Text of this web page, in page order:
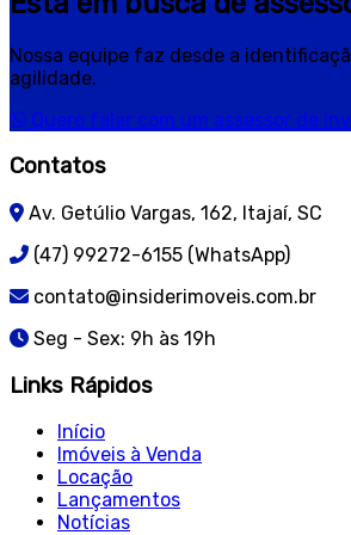
Nossa equipe faz desde a
agilidade.
Quero falar com um assessor de
Contatos
Av. Getúlio Vargas, 162, Itajaí, SC
(47) 99272-6155 (WhatsApp)
contato@insiderimoveis.com.br
Seg - Sex: 9h às 19h
Links Rápidos
Início
Imóveis à Venda
Locação
Lançamentos
Notícias